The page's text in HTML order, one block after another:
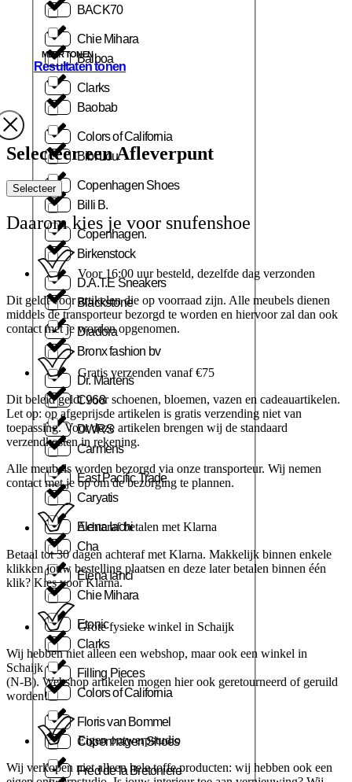
Chie Mihara
Clarks
Colors of California
Copenhagen Shoes
Copenhagen.
D.A.T.E Sneakers
Diadora
Dr. Martens
DWRS
East Pacific Trade
Elena Iachi
Elena Ianci
Etonic
Filling Pieces
Floris van Bommel
Fred de la Bretoniere
BACK70
Balboa
Baobab
Bibi Lou
Billi B.
Birkenstock
Blackstone
Bronx fashion bv
C968
Carmens
Caryatis
Cha
Chie Mihara
Clarks
Colors of California
Copenhagen Shoes
MEER TONEN
Resultaten tonen
Selecteer een Afleverpunt
Selecteer
Daarom kies je voor snufenshoe
Voor 16:00 uur besteld, dezelfde dag verzonden
Dit geldt voor artikelen die op voorraad zijn. Alle meubels dienen
middels de transporteur bezorgd te worden en hiervoor zal dan ook
contact met je worden opgenomen.
Gratis verzenden vanaf €75
Dit beleid geldt voor schoenen, bloemen, vazen en cadeauartikelen.
Let op: op afgeprijsde artikelen is gratis verzending niet van
toepassing. Voor deze artikelen brengen wij de standaard
verzendkosten in rekening.
Alle meubels worden bezorgd via onze transporteur. Wij nemen
contact met je op om de bezorging te plannen.
Achteraf betalen met Klarna
Betaal tot 30 dagen achteraf met Klarna. Makkelijk binnen enkele
klikken jouw bestelling plaatsen en deze later betalen binnen één
klik? Kies voor Klarna.
Grote fysieke winkel in Schaijk
Wij hebben niet alleen een webshop, maar ook een winkel in
Schaijk
(N-B). Webshop artikelen mogen hier ook geretourneerd of geruild
worden!
Eigen ontwerpstudio
Wij verkopen niet alleen hele toffe producten: wij hebben ook een